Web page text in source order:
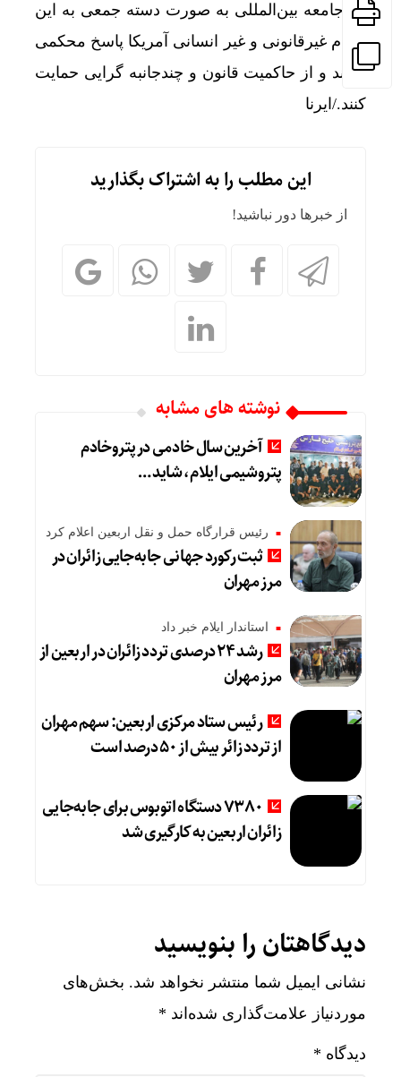
که جامعه بین‌المللی به صورت دسته جمعی به این
اقدام غیرقانونی و غیر انسانی آمریکا پاسخ محکمی
بدهند و از حاکمیت قانون و چندجانبه گرایی حمایت
کنند./ایرنا
این مطلب را به اشتراک بگذارید
از خبرها دور نباشید!
نوشته های مشابه
آخرین سال خادمی در پتروخادم
پتروشیمی ایلام، شاید …
رئیس قرارگاه حمل و نقل اربعین اعلام کرد
ثبت رکورد جهانی جابه‌جایی زائران در
مرز مهران
استاندار ایلام خبر داد
رشد ۲۴ درصدی تردد زائران در اربعین از
مرز مهران
رئیس ستاد مرکزی اربعین: سهم مهران
از تردد زائر بیش از ۵۰ درصد است
۷۳۸۰ دستگاه اتوبوس برای جابه‌جایی
زائران اربعین به‌ کارگیری شد
دیدگاهتان را بنویسید
نشانی ایمیل شما منتشر نخواهد شد. بخش‌های
موردنیاز علامت‌گذاری شده‌اند *
دیدگاه *